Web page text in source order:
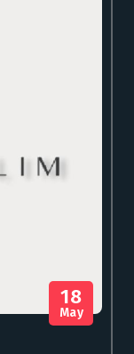
18
May